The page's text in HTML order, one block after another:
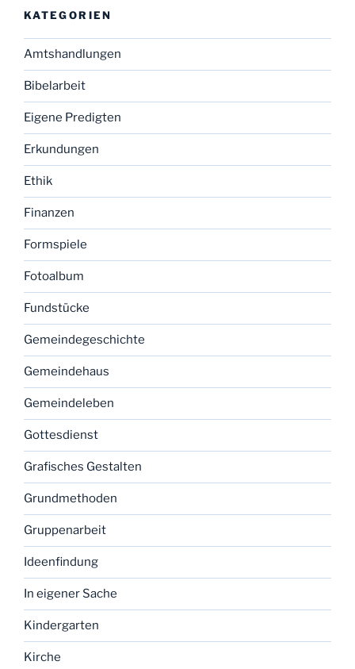
KATEGORIEN
Amtshandlungen
Bibelarbeit
Eigene Predigten
Erkundungen
Ethik
Finanzen
Formspiele
Fotoalbum
Fundstücke
Gemeindegeschichte
Gemeindehaus
Gemeindeleben
Gottesdienst
Grafisches Gestalten
Grundmethoden
Gruppenarbeit
Ideenfindung
In eigener Sache
Kindergarten
Kirche